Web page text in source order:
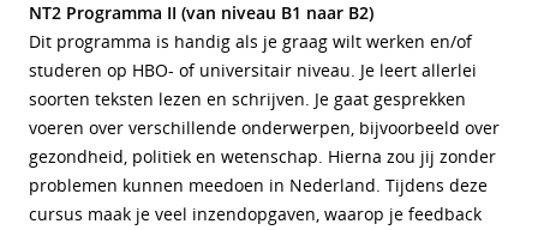
NT2 Programma II (van niveau B1 naar B2)
Dit programma is handig als je graag wilt werken en/of
studeren op HBO- of universitair niveau. Je leert allerlei
soorten teksten lezen en schrijven. Je gaat gesprekken
voeren over verschillende onderwerpen, bijvoorbeeld over
gezondheid, politiek en wetenschap. Hierna zou jij zonder
problemen kunnen meedoen in Nederland. Tijdens deze
cursus maak je veel inzendopgaven, waarop je feedback